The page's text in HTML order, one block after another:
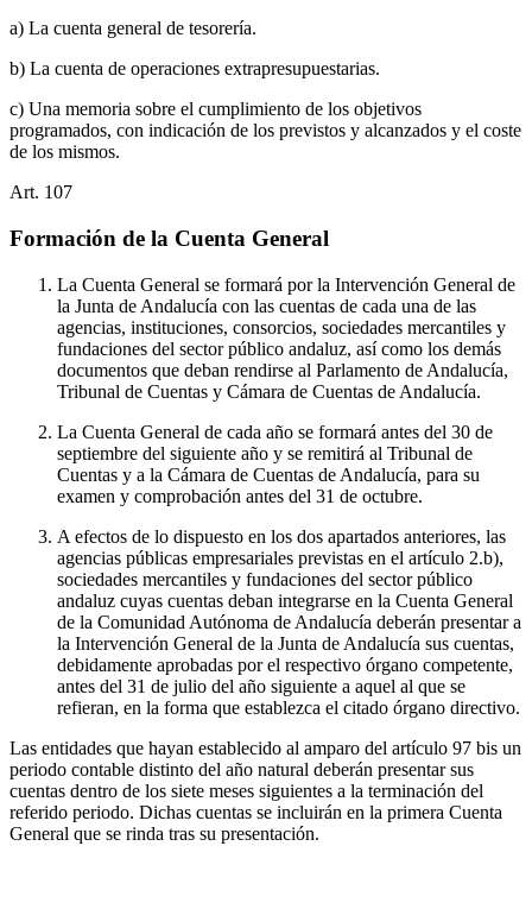
a) La cuenta general de tesorería.
b) La cuenta de operaciones extrapresupuestarias.
c) Una memoria sobre el cumplimiento de los objetivos
programados, con indicación de los previstos y alcanzados y el coste
de los mismos.
Art. 107
Formación de la Cuenta General
La Cuenta General se formará por la Intervención General de
la Junta de Andalucía con las cuentas de cada una de las
agencias, instituciones, consorcios, sociedades mercantiles y
fundaciones del sector público andaluz, así como los demás
documentos que deban rendirse al Parlamento de Andalucía,
Tribunal de Cuentas y Cámara de Cuentas de Andalucía.
La Cuenta General de cada año se formará antes del 30 de
septiembre del siguiente año y se remitirá al Tribunal de
Cuentas y a la Cámara de Cuentas de Andalucía, para su
examen y comprobación antes del 31 de octubre.
A efectos de lo dispuesto en los dos apartados anteriores, las
agencias públicas empresariales previstas en el artículo 2.b),
sociedades mercantiles y fundaciones del sector público
andaluz cuyas cuentas deban integrarse en la Cuenta General
de la Comunidad Autónoma de Andalucía deberán presentar a
la Intervención General de la Junta de Andalucía sus cuentas,
debidamente aprobadas por el respectivo órgano competente,
antes del 31 de julio del año siguiente a aquel al que se
refieran, en la forma que establezca el citado órgano directivo.
Las entidades que hayan establecido al amparo del artículo 97 bis un
periodo contable distinto del año natural deberán presentar sus
cuentas dentro de los siete meses siguientes a la terminación del
referido periodo. Dichas cuentas se incluirán en la primera Cuenta
General que se rinda tras su presentación.